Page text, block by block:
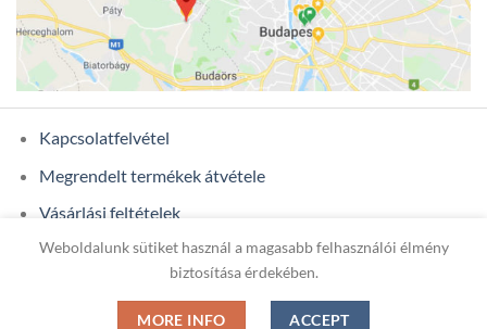
Kapcsolatfelvétel
Megrendelt termékek átvétele
Vásárlási feltételek
Ügyfél adatok
Weboldalunk sütiket használ a magasabb felhasználói élmény
biztosítása érdekében.
MORE INFO ACCEPT